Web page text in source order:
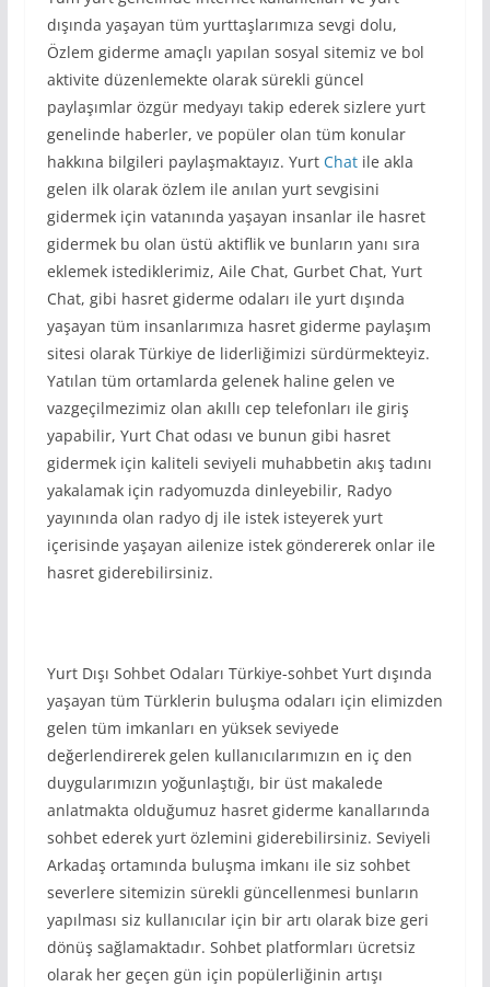
dışında yaşayan tüm yurttaşlarımıza sevgi dolu,
Özlem giderme amaçlı yapılan sosyal sitemiz ve bol
aktivite düzenlemekte olarak sürekli güncel
paylaşımlar özgür medyayı takip ederek sizlere yurt
genelinde haberler, ve popüler olan tüm konular
hakkına bilgileri paylaşmaktayız. Yurt Chatile akla
gelen ilk olarak özlem ile anılan yurt sevgisini
gidermek için vatanında yaşayan insanlar ile hasret
gidermek bu olan üstü aktiflik ve bunların yanı sıra
eklemek istediklerimiz, Aile Chat, Gurbet Chat, Yurt
Chat, gibi hasret giderme odaları ile yurt dışında
yaşayan tüm insanlarımıza hasret giderme paylaşım
sitesi olarak Türkiye de liderliğimizi sürdürmekteyiz.
Yatılan tüm ortamlarda gelenek haline gelen ve
vazgeçilmezimiz olan akıllı cep telefonları ile giriş
yapabilir, Yurt Chat odası ve bunun gibi hasret
gidermek için kaliteli seviyeli muhabbetin akış tadını
yakalamak için radyomuzda dinleyebilir, Radyo
yayınında olan radyo dj ile istek isteyerek yurt
içerisinde yaşayan ailenize istek göndererek onlar ile
hasret giderebilirsiniz.
Yurt Dışı Sohbet Odaları Türkiye-sohbet Yurt dışında
yaşayan tüm Türklerin buluşma odaları için elimizden
gelen tüm imkanları en yüksek seviyede
değerlendirerek gelen kullanıcılarımızın en iç den
duygularımızın yoğunlaştığı, bir üst makalede
anlatmakta olduğumuz hasret giderme kanallarında
sohbet ederek yurt özlemini giderebilirsiniz. Seviyeli
Arkadaş ortamında buluşma imkanı ile siz sohbet
severlere sitemizin sürekli güncellenmesi bunların
yapılması siz kullanıcılar için bir artı olarak bize geri
dönüş sağlamaktadır. Sohbet platformları ücretsiz
olarak her geçen gün için popülerliğinin artışı